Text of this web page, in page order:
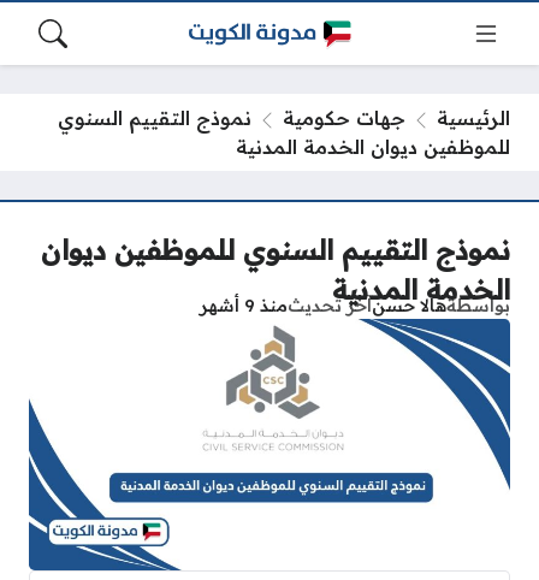
الرئيسية جهات حكومية
نموذج التقييم السنوي
للموظفين ديوان الخدمة المدنية
نموذج التقييم السنوي للموظفين ديوان
الخدمة المدنية
بواسطةهالا حسنآخر تحديثمنذ 9 أشهر